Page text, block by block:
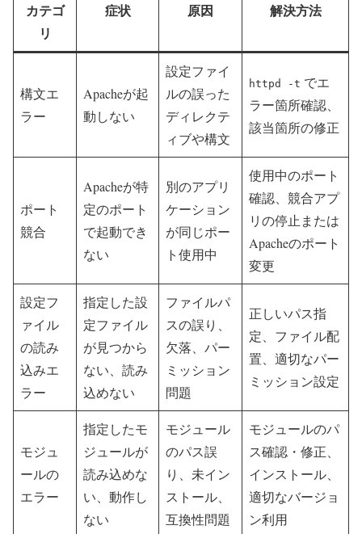
カテゴ
リ
症状 原因 解決方法
構文エ
ラー
Apacheが起
動しない
設定ファイ
ルの誤った
ディレクテ
ィブや構文
httpd -t でエ
ラー箇所確認、
該当箇所の修正
ポート
競合
Apacheが特
定のポート
で起動でき
ない
別のアプリ
ケーション
が同じポー
ト使用中
使用中のポート
確認、競合アプ
リの停止または
Apacheのポート
変更
設定フ
ァイル
の読み
込みエ
ラー
指定した設
定ファイル
が見つから
ない、読み
込めない
ファイルパ
スの誤り、
欠落、パー
ミッション
問題
正しいパス指
定、ファイル配
置、適切なパー
ミッション設定
モジュ
ールの
エラー
指定したモ
ジュールが
読み込めな
い、動作し
ない
モジュール
のパス誤
り、未イン
ストール、
互換性問題
モジュールのパ
ス確認・修正、
インストール、
適切なバージョ
ン利用